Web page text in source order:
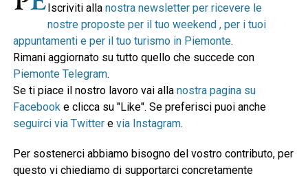
Iscriviti alla nostra newsletter per ricevere le
nostre proposte per il tuo weekend , per i tuoi
appuntamenti e per il tuo turismo in Piemonte.
Rimani aggiornato su tutto quello che succede con
Piemonte Telegram.
Se ti piace il nostro lavoro vai alla nostra pagina su
Facebooke clicca su "Like". Se preferisci puoi anche
seguirci via Twittere via Instagram.
Per sostenerci abbiamo bisogno del vostro contributo, per
questo vi chiediamo di supportarci concretamente